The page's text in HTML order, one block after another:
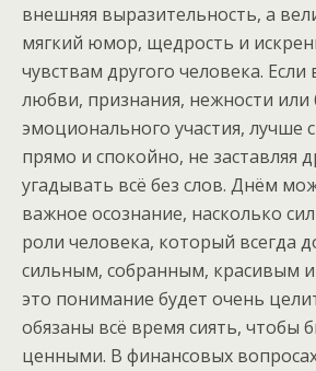
внешняя выразительность, а
мягкий юмор, щедрость и
чувствам другого человека. Если
любви, признания, нежности или
эмоционального участия, лучше
прямо и спокойно, не заставляя
угадывать всё без слов. Днём
важное осознание, насколько
роли человека, который всегда
сильным, собранным, красивым
это понимание будет очень
обязаны всё время сиять,
ценными. В финансовых